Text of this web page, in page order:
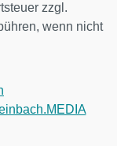
zzgl.
wenn nicht